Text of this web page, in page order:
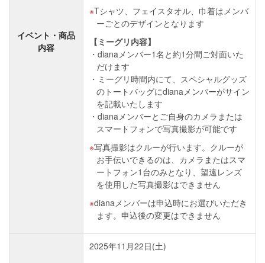
イベント・商品
内容
Tシャツ、フェイスタオル、巾着はメンバ
ーごとのデザインとなります
【ミーグリ内容】
dianaメンバー1名と約1分間ご対面いた
だけます
ミーグリ時間内にて、スペシャルグッズ
のトートバッグにdianaメンバーがサイン
を記載いたします
dianaメンバーとご自身のカメラまたは
スマートフォンで写真撮影が可能です
写真撮影はクルーが行います。クルーが
お手伝いできるのは、カメラまたはスマ
ートフォン1台のみとなり、望遠レンズ
を使用した写真撮影はできません
dianaメンバーは申込時にお選びいただき
ます。申込後の変更はできません
2025年11月22日(土)